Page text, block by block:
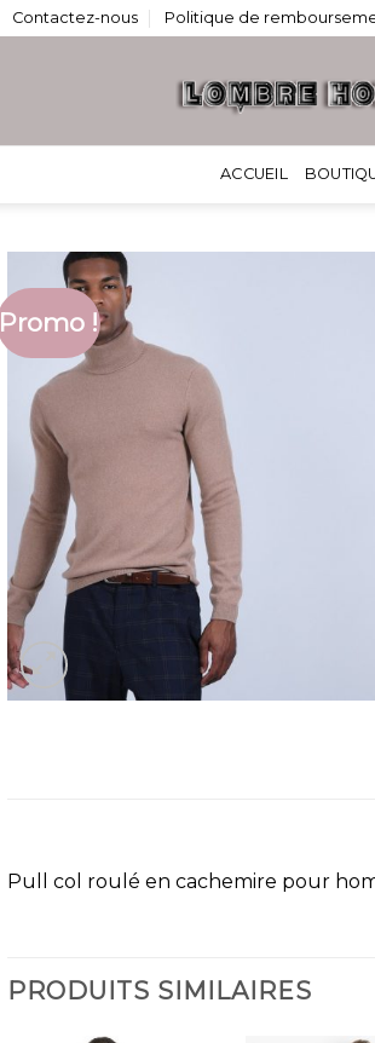
Contactez-nous Politique de
ACCUEIL
Promo !
Pull col roulé en cachemire pour
PRODUITS SIMILAIRES